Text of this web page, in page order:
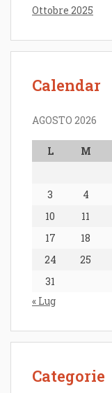
Ottobre 2025
Calendar
AGOSTO 2026
L M
3
4
10
11
17
18
24
25
31
« Lug
Categorie